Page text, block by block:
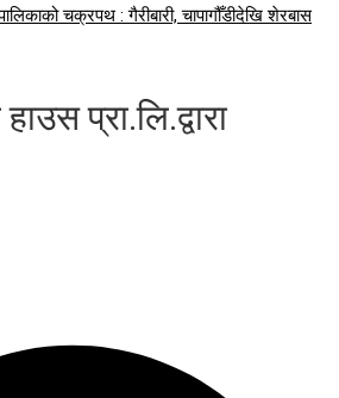
चक्रपथ : गैरीबारी, चापागौँडीदेखि शेरबास
प्रा.लि.द्वारा